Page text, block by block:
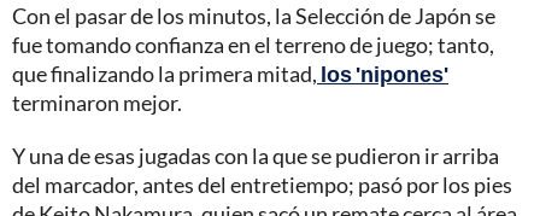
Con el pasar de los minutos, la Selección de Japón se
fue tomando confianza en el terreno de juego; tanto,
que finalizando la primera mitad, los 'nipones'
terminaron mejor.
Y una de esas jugadas con la que se pudieron ir arriba
del marcador, antes del entretiempo; pasó por los pies